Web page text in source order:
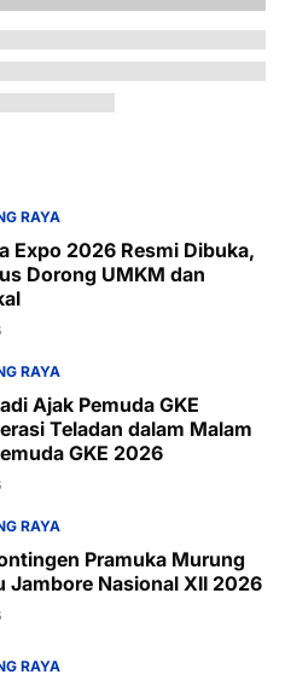
RAYA
Expo 2026 Resmi Dibuka,
Dorong UMKM dan
RAYA
Ajak Pemuda GKE
Teladan dalam Malam
GKE 2026
RAYA
Pramuka Murung
Jambore Nasional XII 2026
RAYA